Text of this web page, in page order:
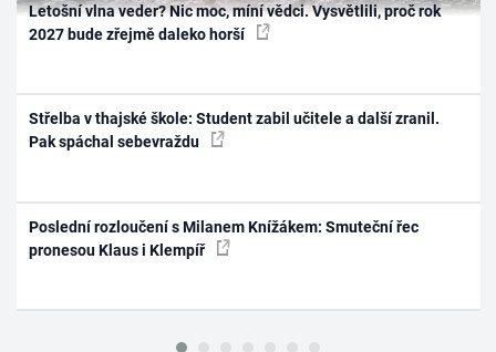
Letošní vlna veder? Nic moc, míní vědci. Vysvětlili, proč rok
2027 bude zřejmě daleko horší
Střelba v thajské škole: Student zabil učitele a další zranil.
Pak spáchal sebevraždu
Poslední rozloučení s Milanem Knížákem: Smuteční řec
pronesou Klaus i Klempíř